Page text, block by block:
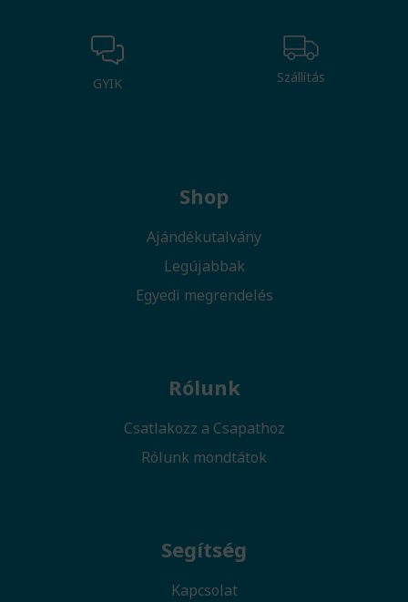
GYIK Szállítás
Shop
Ajándékutalvány
Legújabbak
Egyedi megrendelés
Rólunk
Csatlakozz a Csapathoz
Rólunk mondtátok
Segítség
Kapcsolat